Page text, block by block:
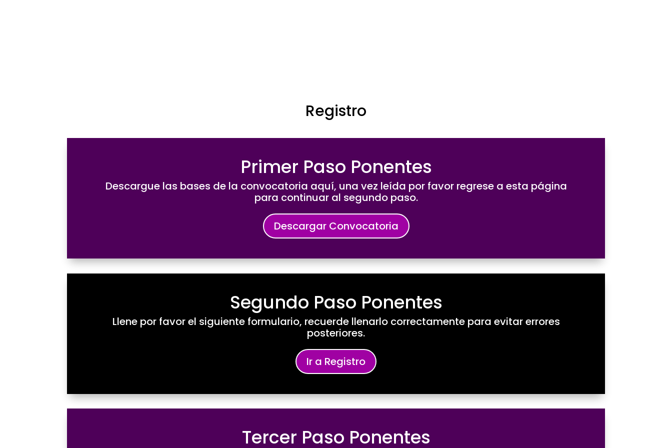
Registro
Primer Paso Ponentes
Descargue las bases de la convocatoria aquí, una vez leída por favor regrese a esta página
para continuar al segundo paso.
Descargar Convocatoria
Segundo Paso Ponentes
Llene por favor el siguiente formulario, recuerde llenarlo correctamente para evitar errores
posteriores.
Ir a Registro
Tercer Paso Ponentes